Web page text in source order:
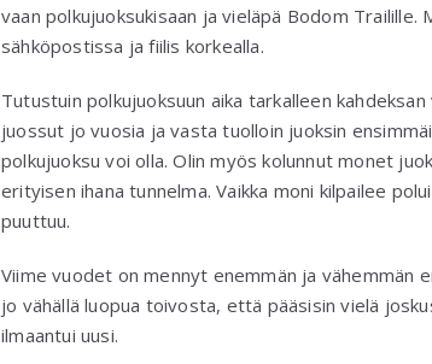
vaan polkujuoksukisaan ja vieläpä Bodom
sähköpostissa ja fiilis korkealla.
Tutustuin polkujuoksuun aika tarkalleen
juossut jo vuosia ja vasta tuolloin juoksin
polkujuoksu voi olla. Olin myös kolunnut monet
erityisen ihana tunnelma. Vaikka moni kilpailee
puuttuu.
Viime vuodet on mennyt enemmän ja vähemmän
jo vähällä luopua toivosta, että pääsisin vielä
ilmaantui uusi.